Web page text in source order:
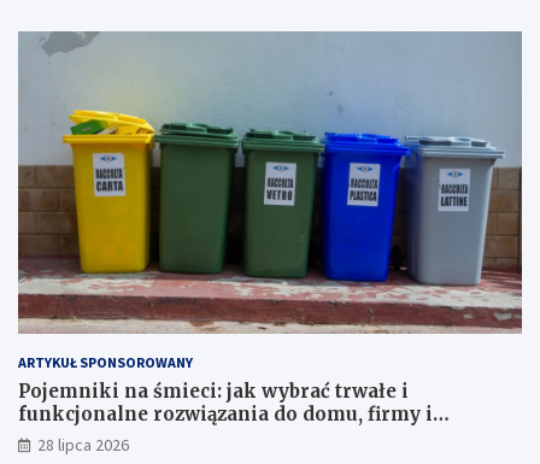
ARTYKUŁ SPONSOROWANY
Pojemniki na śmieci: jak wybrać trwałe i
funkcjonalne rozwiązania do domu, firmy i
instytucji
28 lipca 2026